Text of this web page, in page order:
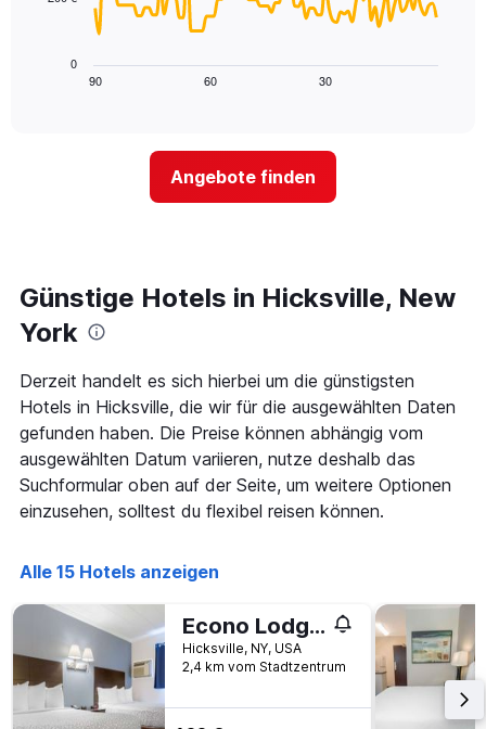
die
anzeigt.
anzeigt.
folgende
Diagramm
näher
das
Aufenthaltsdatum
rückt.
Diagramm
hat
1
X-
Achse,
die
die
Tage
dem
Aufenthalt
anzeigt
Das
Diagramm
hat
90 60 30
0
Angebote finden
Günstige Hotels in Hicksville, New
York
Derzeit handelt es sich hierbei um die günstigsten
Hotels in Hicksville, die wir für die ausgewählten Daten
gefunden haben. Die Preise können abhängig vom
ausgewählten Datum variieren, nutze deshalb das
Suchformular oben auf der Seite, um weitere Optionen
einzusehen, solltest du flexibel reisen können.
Alle 15 Hotels anzeigen
Econo Lodge Hicksville - Long Island
Hicksville, NY, USA
2,4 km vom Stadtzentrum